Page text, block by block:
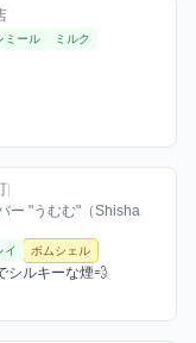
2026年3月11日
ミール ミルク
ックスを見る
町 / お店シーシャ /
ー "うむむ"（Shisha
イ ボムシェル
シルキーな煙💨